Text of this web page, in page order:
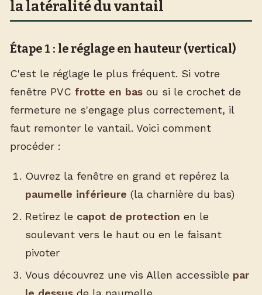
la latéralité du vantail
Étape 1 : le réglage en hauteur (vertical)
C'est le réglage le plus fréquent. Si votre
fenêtre PVC frotte en bas ou si le crochet de
fermeture ne s'engage plus correctement, il
faut remonter le vantail. Voici comment
procéder :
Ouvrez la fenêtre en grand et repérez la
paumelle inférieure (la charnière du bas)
Retirez le capot de protection en le
soulevant vers le haut ou en le faisant
pivoter
Vous découvrez une vis Allen accessible par